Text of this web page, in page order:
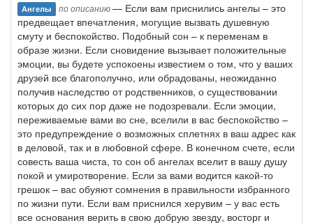
Ангелы по описанию— Если вам приснились ангелы – это
предвещает впечатления, могущие вызвать душевную
смуту и беспокойство. Подобный сон – к переменам в
образе жизни. Если сновидение вызывает положительные
эмоции, вы будете успокоены известием о том, что у ваших
друзей все благополучно, или обрадованы, неожиданно
получив наследство от родственников, о существовании
которых до сих пор даже не подозревали. Если эмоции,
переживаемые вами во сне, вселили в вас беспокойство –
это предупреждение о возможных сплетнях в ваш адрес как
в деловой, так и в любовной сфере. В конечном счете, если
совесть ваша чиста, то сон об ангелах вселит в вашу душу
покой и умиротворение. Если за вами водится какой-то
грешок – вас обуяют сомнения в правильности избранного
по жизни пути. Если вам приснился херувим – у вас есть
все основания верить в свою добрую звезду, восторг и